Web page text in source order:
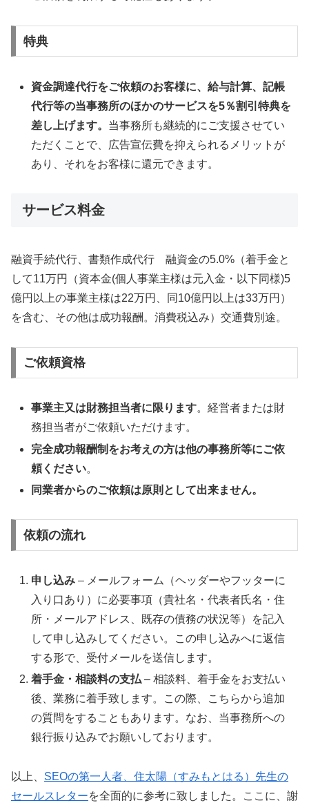
特典
資金調達代行をご依頼のお客様に、給与計算、記帳
代行等の当事務所のほかのサービスを5％割引特典を
差し上げます。 当事務所も継続的にご支援させてい
ただくことで、広告宣伝費を抑えられるメリットが
あり、それをお客様に還元できます。
サービス料金
融資手続代行、書類作成代行 融資金の5.0%（着手金と
して11万円（資本金(個人事業主様は元入金・以下同様)5
億円以上の事業主様は22万円、同10億円以上は33万円）
を含む、その他は成功報酬。消費税込み）交通費別途。
ご依頼資格
事業主又は財務担当者に限ります。経営者または財
務担当者がご依頼いただけます。
完全成功報酬制をお考えの方は他の事務所等にご依
頼ください。
同業者からのご依頼は原則として出来ません。
依頼の流れ
申し込み – メールフォーム（ヘッダーやフッターに
入り口あり）に必要事項（貴社名・代表者氏名・住
所・メールアドレス、既存の債務の状況等）を記入
して申し込みしてください。この申し込みへに返信
する形で、受付メールを送信します。
着手金・相談料の支払– 相談料、着手金をお支払い
後、業務に着手致します。この際、こちらから追加
の質問をすることもあります。なお、当事務所への
銀行振り込みでお願いしております。
以上、 SEOの第一人者、住太陽（すみもとはる）先生の
セールスレターを全面的に参考に致しました。ここに、謝